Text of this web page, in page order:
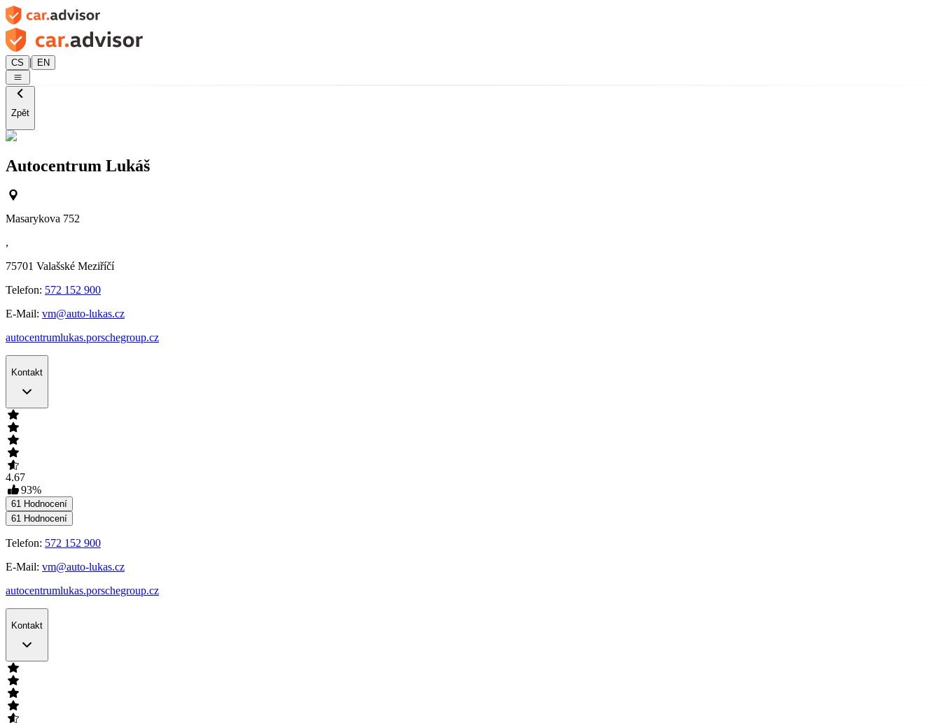
CS | EN
Zpět
Autocentrum Lukáš
Masarykova 752
,
75701 Valašské Meziříčí
Telefon: 572 152 900
E-Mail: vm@auto-lukas.cz
autocentrumlukas.porschegroup.cz
Kontakt
4.67
93%
61 Hodnocení
61 Hodnocení
Telefon: 572 152 900
E-Mail: vm@auto-lukas.cz
autocentrumlukas.porschegroup.cz
Kontakt